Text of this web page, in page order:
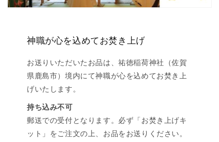
神職が心を込めてお焚き上げ
お送りいただいたお品は、祐徳稲荷神社（佐賀
県鹿島市）境内にて神職が心を込めてお焚き上
げいたします。
持ち込み不可
郵送での受付となります。必ず「お焚き上げキ
ット」をご注文の上、お品をお送りください。